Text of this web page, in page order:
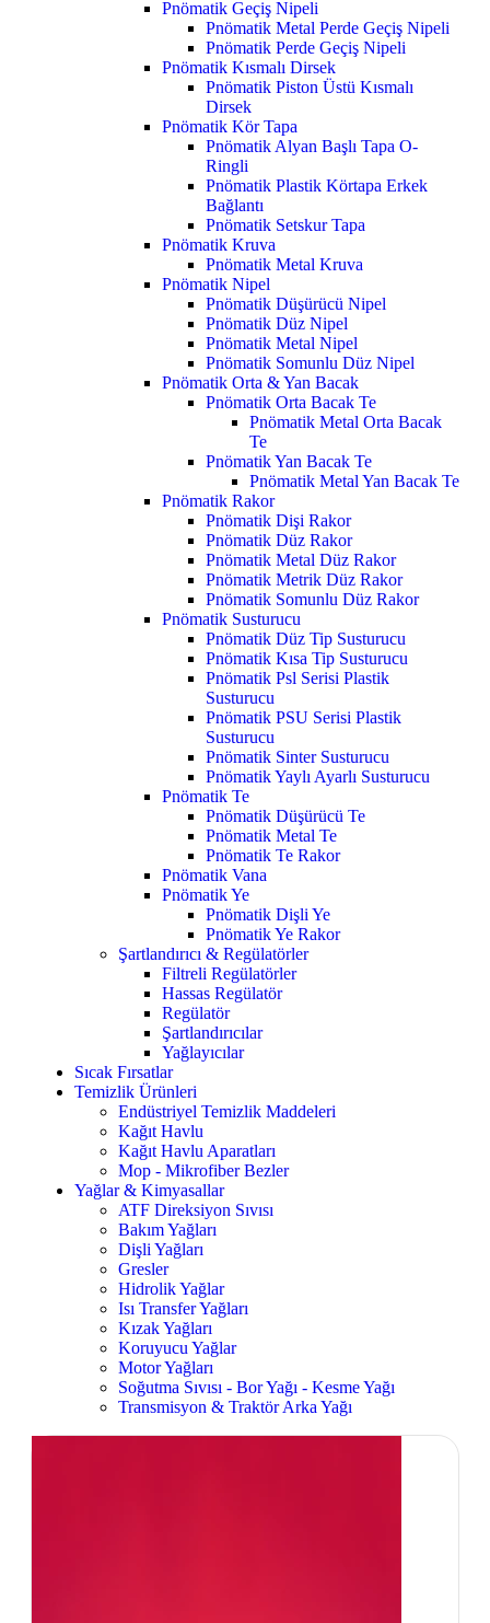
Pnömatik Geçiş Nipeli
Pnömatik Metal Perde Geçiş Nipeli
Pnömatik Perde Geçiş Nipeli
Pnömatik Kısmalı Dirsek
Pnömatik Piston Üstü Kısmalı
Dirsek
Pnömatik Kör Tapa
Pnömatik Alyan Başlı Tapa O-
Ringli
Pnömatik Plastik Körtapa Erkek
Bağlantı
Pnömatik Setskur Tapa
Pnömatik Kruva
Pnömatik Metal Kruva
Pnömatik Nipel
Pnömatik Düşürücü Nipel
Pnömatik Düz Nipel
Pnömatik Metal Nipel
Pnömatik Somunlu Düz Nipel
Pnömatik Orta & Yan Bacak
Pnömatik Orta Bacak Te
Pnömatik Metal Orta Bacak
Te
Pnömatik Yan Bacak Te
Pnömatik Metal Yan Bacak Te
Pnömatik Rakor
Pnömatik Dişi Rakor
Pnömatik Düz Rakor
Pnömatik Metal Düz Rakor
Pnömatik Metrik Düz Rakor
Pnömatik Somunlu Düz Rakor
Pnömatik Susturucu
Pnömatik Düz Tip Susturucu
Pnömatik Kısa Tip Susturucu
Pnömatik Psl Serisi Plastik
Susturucu
Pnömatik PSU Serisi Plastik
Susturucu
Pnömatik Sinter Susturucu
Pnömatik Yaylı Ayarlı Susturucu
Pnömatik Te
Pnömatik Düşürücü Te
Pnömatik Metal Te
Pnömatik Te Rakor
Pnömatik Vana
Pnömatik Ye
Pnömatik Dişli Ye
Pnömatik Ye Rakor
Şartlandırıcı & Regülatörler
Filtreli Regülatörler
Hassas Regülatör
Regülatör
Şartlandırıcılar
Yağlayıcılar
Sıcak Fırsatlar
Temizlik Ürünleri
Endüstriyel Temizlik Maddeleri
Kağıt Havlu
Kağıt Havlu Aparatları
Mop - Mikrofiber Bezler
Yağlar & Kimyasallar
ATF Direksiyon Sıvısı
Bakım Yağları
Dişli Yağları
Gresler
Hidrolik Yağlar
Isı Transfer Yağları
Kızak Yağları
Koruyucu Yağlar
Motor Yağları
Soğutma Sıvısı - Bor Yağı - Kesme Yağı
Transmisyon & Traktör Arka Yağı